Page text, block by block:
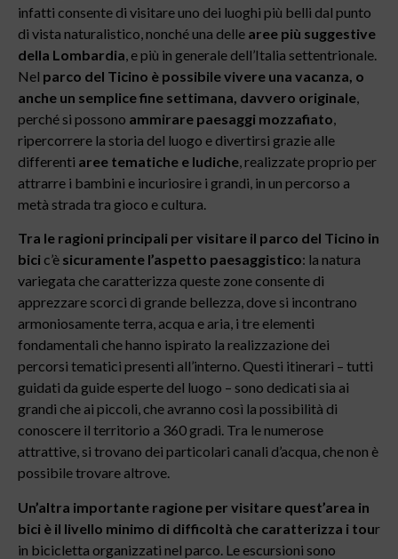
infatti consente di visitare uno dei luoghi più belli dal punto
di vista naturalistico, nonché una delle aree più suggestive
della Lombardia, e più in generale dell’Italia settentrionale.
Nel parco del Ticino è possibile vivere una vacanza, o
anche un semplice fine settimana, davvero originale,
perché si possono ammirare paesaggi mozzafiato,
ripercorrere la storia del luogo e divertirsi grazie alle
differenti aree tematiche e ludiche, realizzate proprio per
attrarre i bambini e incuriosire i grandi, in un percorso a
metà strada tra gioco e cultura.
Tra le ragioni principali per visitare il parco del Ticino in
bici c’è sicuramente l’aspetto paesaggistico: la natura
variegata che caratterizza queste zone consente di
apprezzare scorci di grande bellezza, dove si incontrano
armoniosamente terra, acqua e aria, i tre elementi
fondamentali che hanno ispirato la realizzazione dei
percorsi tematici presenti all’interno. Questi itinerari – tutti
guidati da guide esperte del luogo – sono dedicati sia ai
grandi che ai piccoli, che avranno così la possibilità di
conoscere il territorio a 360 gradi. Tra le numerose
attrattive, si trovano dei particolari canali d’acqua, che non è
possibile trovare altrove.
Un’altra importante ragione per visitare quest’area in
bici è il livello minimo di difficoltà che caratterizza i tour
in bicicletta organizzati nel parco. Le escursioni sono